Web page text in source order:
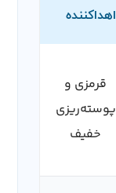
اهداکننده
قرمزی و
پوسته‌ریزی
خفیف